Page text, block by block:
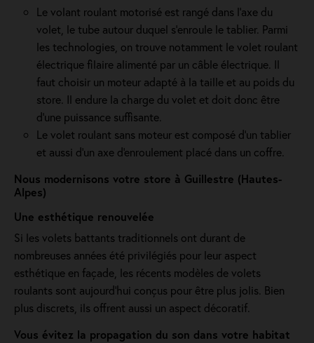
Le volant roulant motorisé est rangé dans l’axe du
volet, le tube autour duquel s’enroule le tablier. Parmi
les technologies, on trouve notamment le volet roulant
électrique filaire alimenté par un câble électrique. Il
faut choisir un moteur adapté à la taille et au poids du
store. Il endure la charge du volet et doit donc être
d'une puissance suffisante.
Le volet roulant sans moteur est composé d'un tablier
et aussi d'un axe d'enroulement placé dans un coffre.
Nous modernisons votre store à Guillestre (Hautes-
Alpes)
Une esthétique renouvelée
Si les volets battants traditionnels ont durant de
nombreuses années été privilégiés pour leur aspect
esthétique en façade, les récents modèles de volets
roulants sont aujourd'hui conçus pour être plus jolis. Bien
plus discrets, ils offrent aussi un aspect décoratif.
Vous évitez la propagation du son dans votre habitat